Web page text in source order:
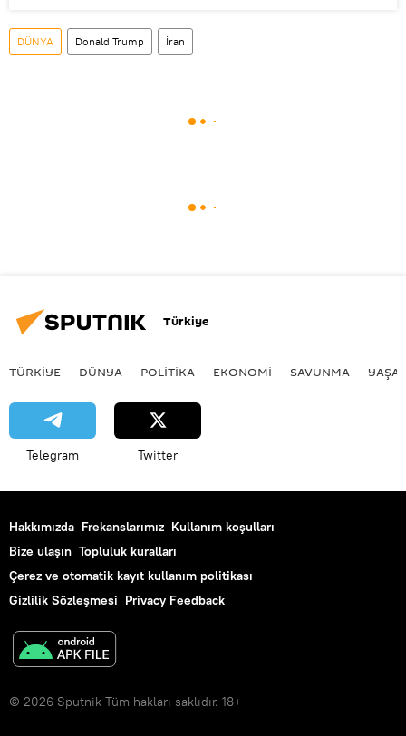
DÜNYA Donald Trump İran
Türkiye
TÜRKIYE DÜNYA POLİTİKA EKONOMİ SAVUNMA
Telegram Twitter
Hakkımızda Frekanslarımız Kullanım koşulları
Bize ulaşın Topluluk kuralları
Çerez ve otomatik kayıt kullanım politikası
Gizlilik Sözleşmesi Privacy Feedback
© 2026 Sputnik Tüm hakları saklıdır. 18+